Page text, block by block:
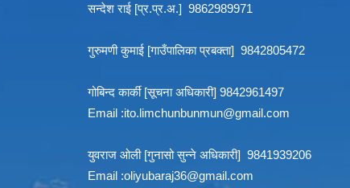
सन्देश राई [प्र.प्र.अ.] 9862989971
गुरुमणी कुमाई [गाउँपालिका प्रबक्ता] 9842805472
गोबिन्द कार्की [सूचना अधिकारी] 9842961497
Email :ito.limchunbunmun@gmail.com
युवराज ओली [गुनासो सुन्ने अधिकारी] 9841939206
Email :oliyubaraj36@gmail.com